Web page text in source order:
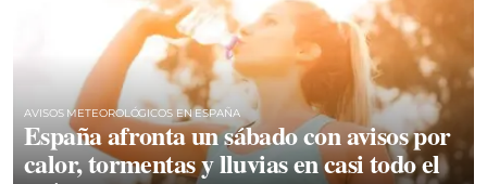
AVISOS METEOROLÓGICOS EN ESPAÑA
España afronta un sábado con avisos por
calor, tormentas y lluvias en casi todo el